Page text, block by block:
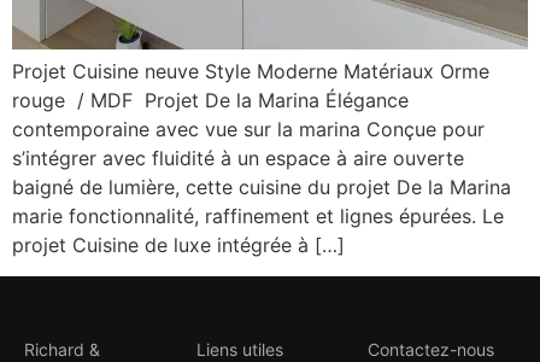
Projet Cuisine neuve Style Moderne Matériaux Orme
rouge / MDF Projet De la Marina Élégance
contemporaine avec vue sur la marina Conçue pour
s’intégrer avec fluidité à un espace à aire ouverte
baigné de lumière, cette cuisine du projet De la Marina
marie fonctionnalité, raffinement et lignes épurées. Le
projet Cuisine de luxe intégrée à […]
Richard &
Liens utiles Contactez-nous